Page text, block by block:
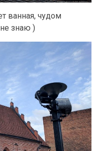
ванная, чудом
знаю )